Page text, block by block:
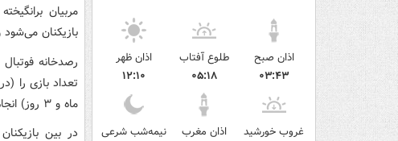
اذان صبح
۰۳:۴۳
طلوع آفتاب
۰۵:۱۸
اذان ظهر
۱۲:۱۰
غروب خورشید
اذان مغرب
نیمه‌شب شرعی
مربیان
بازیکنان
ماه و ۳ روز) انجام داده‌اند.